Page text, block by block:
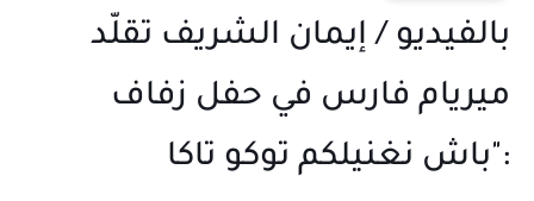
بالفيديو / إيمان الشريف تقلّد
ميريام فارس في حفل زفاف
:"باش نغنيلكم توكو تاكا